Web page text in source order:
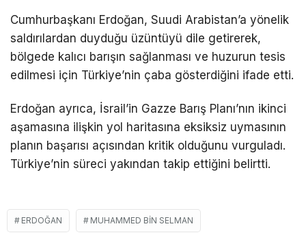
Cumhurbaşkanı Erdoğan, Suudi Arabistan’a yönelik
saldırılardan duyduğu üzüntüyü dile getirerek,
bölgede kalıcı barışın sağlanması ve huzurun tesis
edilmesi için Türkiye’nin çaba gösterdiğini ifade etti.
Erdoğan ayrıca, İsrail’in Gazze Barış Planı’nın ikinci
aşamasına ilişkin yol haritasına eksiksiz uymasının
planın başarısı açısından kritik olduğunu vurguladı.
Türkiye’nin süreci yakından takip ettiğini belirtti.
ERDOĞAN MUHAMMED BIN SELMAN